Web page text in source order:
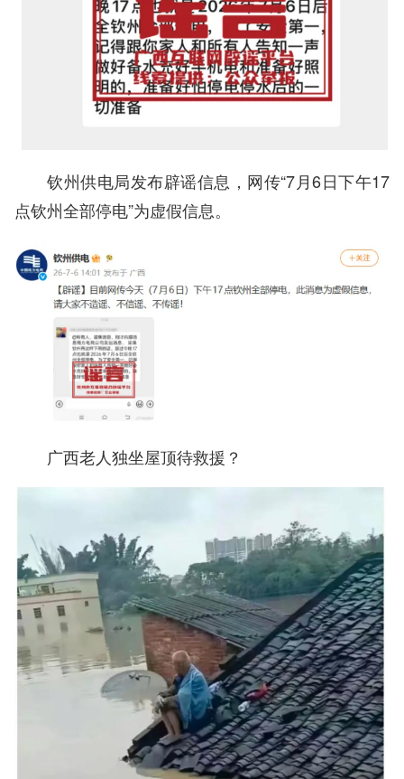
钦州供电局发布辟谣信息，网传“7月6日下午17
点钦州全部停电”为虚假信息。
广西老人独坐屋顶待救援？